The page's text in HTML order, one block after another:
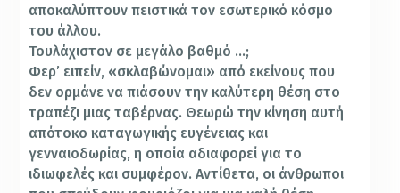
αποκαλύπτουν πειστικά τον εσωτερικό κόσμο
του άλλου.
Τουλάχιστον σε μεγάλο βαθμό …;
Φερ’ ειπείν, «σκλαβώνομαι» από εκείνους που
δεν ορμάνε να πιάσουν την καλύτερη θέση στο
τραπέζι μιας ταβέρνας. Θεωρώ την κίνηση αυτή
απότοκο καταγωγικής ευγένειας και
γενναιοδωρίας, η οποία αδιαφορεί για το
ιδιωφελές και συμφέρον. Αντίθετα, οι άνθρωποι